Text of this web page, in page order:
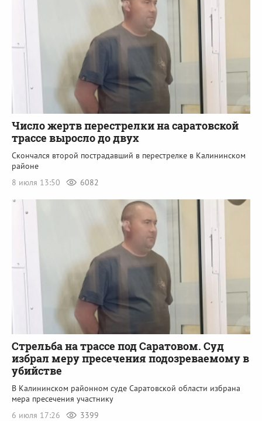
Число жертв перестрелки на саратовской
трассе выросло до двух
Скончался второй пострадавший в перестрелке в Калининском
районе
8 июля 13:50
6082
Стрельба на трассе под Саратовом. Суд
избрал меру пресечения подозреваемому в
убийстве
В Калининском районном суде Саратовской области избрана
мера пресечения участнику
6 июля 17:26
3399